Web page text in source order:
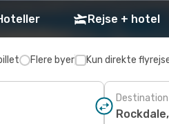
Rejse + hotel
Flere byer Kun direkte
Destination